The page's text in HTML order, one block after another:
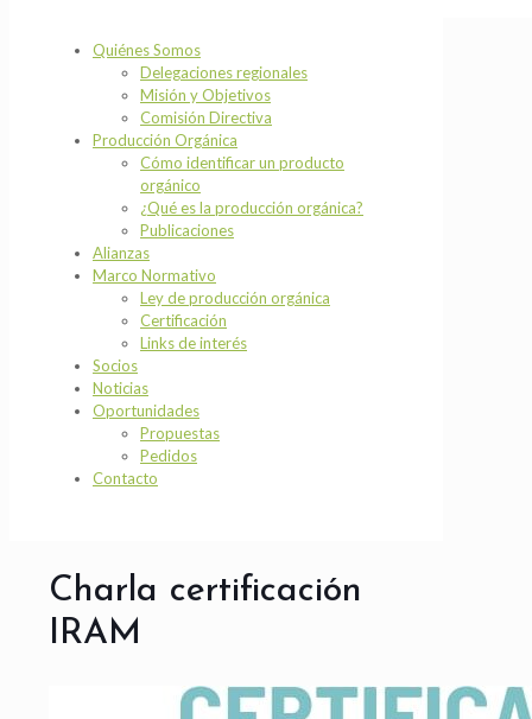
Quiénes Somos
Delegaciones regionales
Misión y Objetivos
Comisión Directiva
Producción Orgánica
Cómo identificar un producto
orgánico
¿Qué es la producción orgánica?
Publicaciones
Alianzas
Marco Normativo
Ley de producción orgánica
Certificación
Links de interés
Socios
Noticias
Oportunidades
Propuestas
Pedidos
Contacto
Charla certificación
IRAM